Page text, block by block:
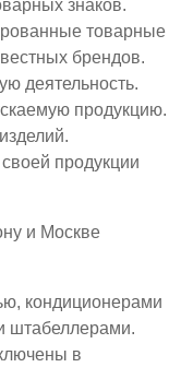
знаков.
товарные
брендов.
деятельность.
продукцию.
продукции
и Москве
кондиционерами
штабеллерами.
в